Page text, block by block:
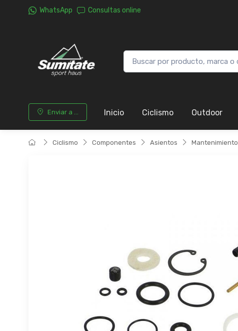
WhatsApp Consultas online
Enviar a ... Inicio Ciclismo Outdoor
Ciclismo Componentes Asientos Mantenimiento